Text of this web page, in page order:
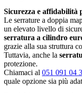
Sicurezza e affidabilità
Le serrature a doppia
un elevato livello di
serratura a cilindro
grazie alla sua struttura
Tuttavia, anche la
protezione.
Chiamaci al 051 091 04
quale opzione sia più